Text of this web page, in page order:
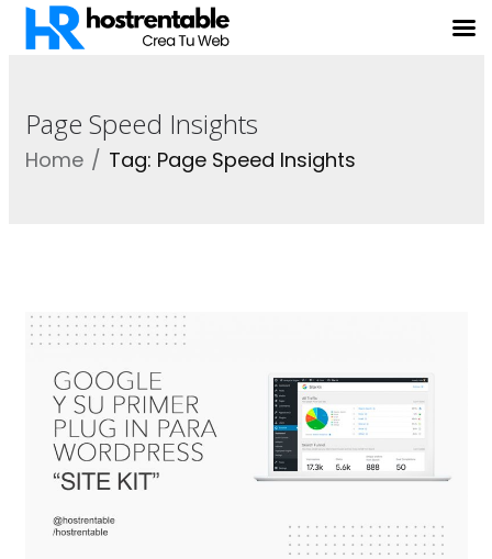
Page Speed Insights
Home Tag: Page Speed Insights